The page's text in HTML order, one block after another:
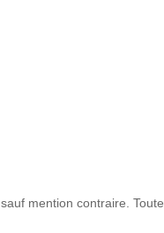
, sauf mention contraire. Toute